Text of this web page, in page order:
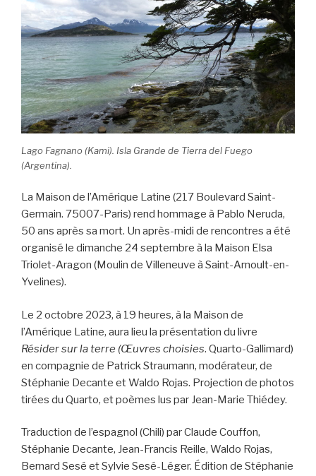
Lago Fagnano (Kami). Isla Grande de Tierra del Fuego
(Argentina).
La Maison de l’Amérique Latine (217 Boulevard Saint-
Germain. 75007-Paris) rend hommage à Pablo Neruda,
50 ans après sa mort. Un après-midi de rencontres a été
organisé le dimanche 24 septembre à la Maison Elsa
Triolet-Aragon (Moulin de Villeneuve à Saint-Arnoult-en-
Yvelines).
Le 2 octobre 2023, à 19 heures, à la Maison de
l’Amérique Latine, aura lieu la présentation du livre
Résider sur la terre (Œuvres choisies. Quarto-Gallimard)
en compagnie de Patrick Straumann, modérateur, de
Stéphanie Decante et Waldo Rojas. Projection de photos
tirées du Quarto, et poèmes lus par Jean-Marie Thiédey.
Traduction de l’espagnol (Chili) par Claude Couffon,
Stéphanie Decante, Jean-Francis Reille, Waldo Rojas,
Bernard Sesé et Sylvie Sesé-Léger. Édition de Stéphanie